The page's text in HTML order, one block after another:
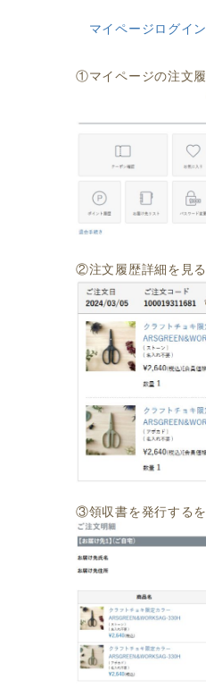
マイページログイ
①マイページの注文履
②注文履歴詳細を見
③領収書を発行する